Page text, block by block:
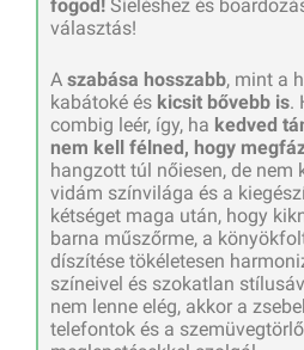
fogod! Síeléshez és
választás!
A szabása hosszabb, mint a
kabátoké és kicsit bővebb is.
combig leér, így, ha kedved
nem kell félned, hogy
hangzott túl nőiesen, de nem
vidám színvilága és a
kétséget maga után, hogy
barna műszőrme, a
díszítése tökéletesen
színeivel és szokatlan
nem lenne elég, akkor a
telefontok és a